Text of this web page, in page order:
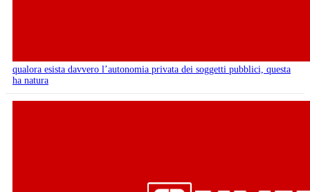
qualora esista davvero l’autonomia privata dei soggetti pubblici, questa
ha natura